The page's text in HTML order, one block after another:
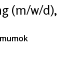
(m/w/d),